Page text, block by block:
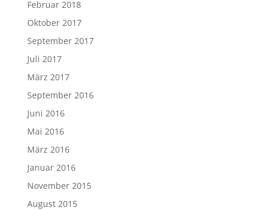
Februar 2018
Oktober 2017
September 2017
Juli 2017
März 2017
September 2016
Juni 2016
Mai 2016
März 2016
Januar 2016
November 2015
August 2015